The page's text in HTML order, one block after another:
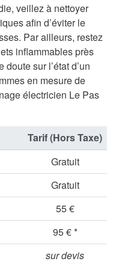
veillez à nettoyer
afin d’éviter le
Par ailleurs, restez
inflammables près
sur l’état d’un
en mesure de
électricien Le Pas
Tarif (Hors Taxe)
Gratuit
Gratuit
55 €
95 € *
sur devis